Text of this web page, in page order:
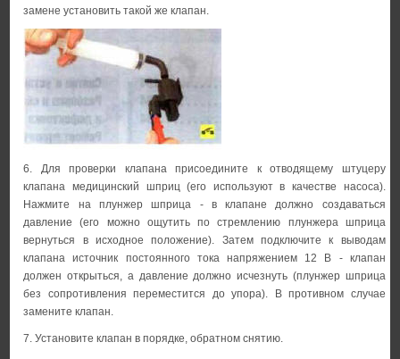
замене установить такой же клапан.
6. Для проверки клапана присоедините к отводящему штуцеру
клапана медицинский шприц (его используют в качестве насоса).
Нажмите на плунжер шприца - в клапане должно создаваться
давление (его можно ощутить по стремлению плунжера шприца
вернуться в исходное положение). Затем подключите к выводам
клапана источник постоянного тока напряжением 12 В - клапан
должен открыться, а давление должно исчезнуть (плунжер шприца
без сопротивления переместится до упора). В противном случае
замените клапан.
7. Установите клапан в порядке, обратном снятию.